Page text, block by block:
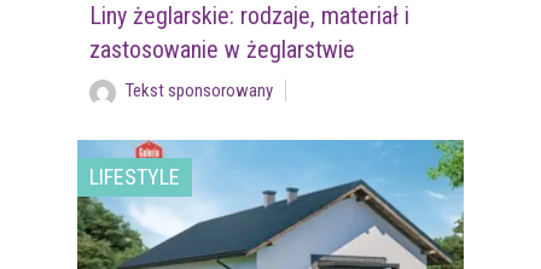
Liny żeglarskie: rodzaje, materiał i
zastosowanie w żeglarstwie
Tekst sponsorowany
LIFESTYLE